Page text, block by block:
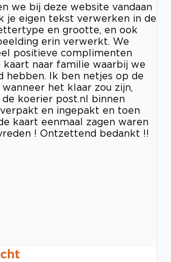
we bij deze website vandaan
je eigen tekst verwerken in de
en grootte, en ook
erin verwerkt. We
positieve complimenten
naar familie waarbij we
hebben. Ik ben netjes op de
het klaar zou zijn,
koerier post.nl binnen
en ingepakt en toen
kaart eenmaal zagen waren
! Ontzettend bedankt !!